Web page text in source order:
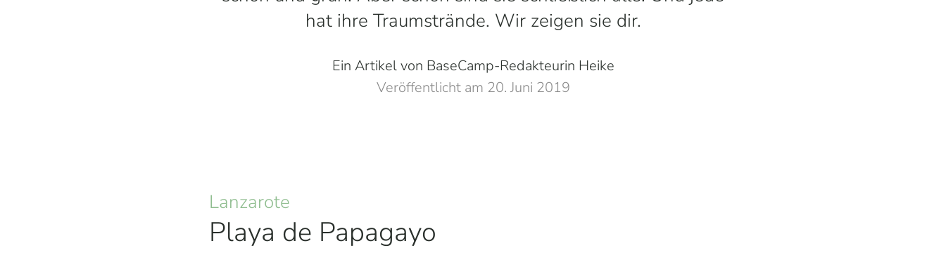
hat ihre Traumstrände. Wir zeigen sie dir.
Ein Artikel von BaseCamp-Redakteurin Heike
Veröffentlicht am 20. Juni 2019
Lanzarote
Playa de Papagayo